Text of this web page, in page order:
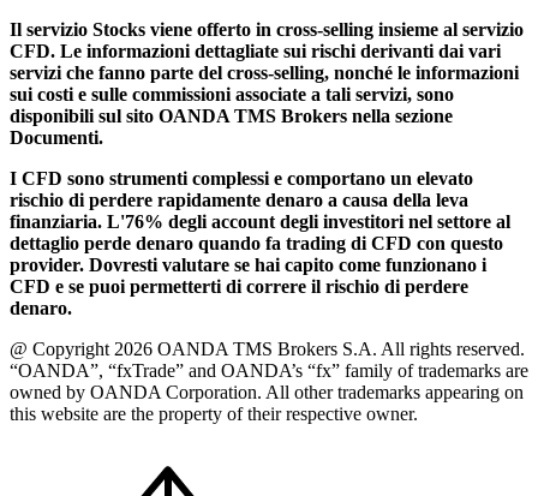
Il servizio Stocks viene offerto in cross-selling insieme al servizio
CFD. Le informazioni dettagliate sui rischi derivanti dai vari
servizi che fanno parte del cross-selling, nonché le informazioni
sui costi e sulle commissioni associate a tali servizi, sono
disponibili sul sito OANDA TMS Brokers nella sezione
Documenti.
I CFD sono strumenti complessi e comportano un elevato
rischio di perdere rapidamente denaro a causa della leva
finanziaria. L'76% degli account degli investitori nel settore al
dettaglio perde denaro quando fa trading di CFD con questo
provider. Dovresti valutare se hai capito come funzionano i
CFD e se puoi permetterti di correre il rischio di perdere
denaro.
@ Copyright 2026 OANDA TMS Brokers S.A. All rights reserved.
“OANDA”, “fxTrade” and OANDA’s “fx” family of trademarks are
owned by OANDA Corporation. All other trademarks appearing on
this website are the property of their respective owner.